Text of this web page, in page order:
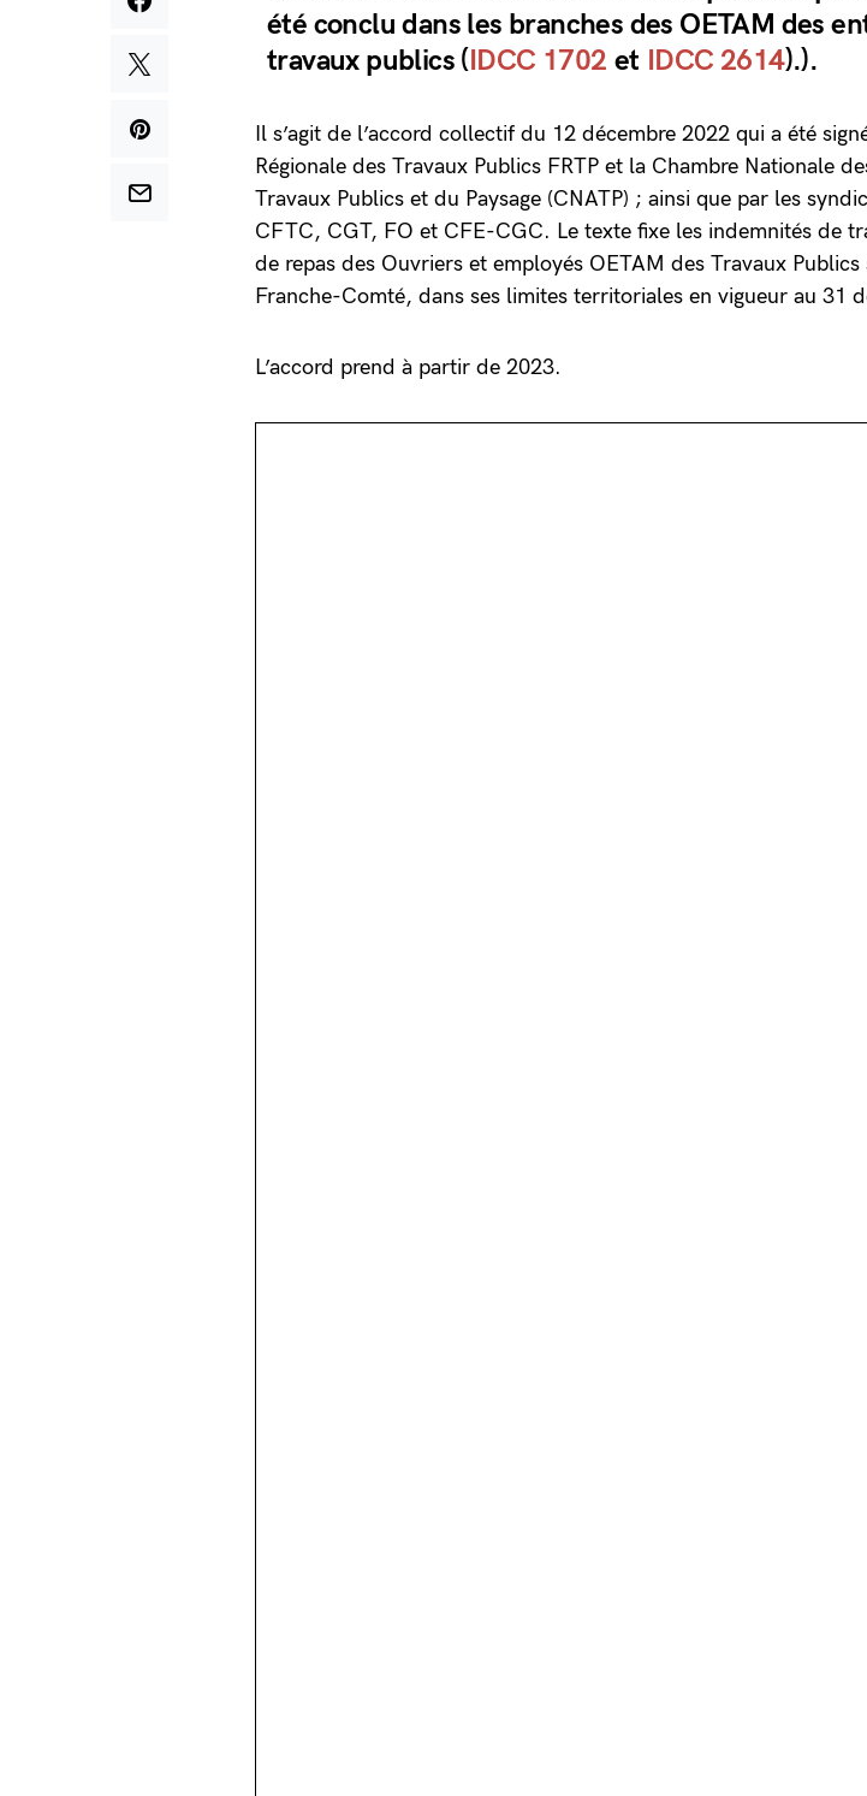
été conclu dans les branches des OETAM des
travaux publics (IDCC 1702 et IDCC 2614).).
Il s’agit de l’accord collectif du 12 décembre 2022 qui a été
Régionale des Travaux Publics FRTP et la Chambre Nationale
Travaux Publics et du Paysage (CNATP) ; ainsi que par les
CFTC, CGT, FO et CFE-CGC. Le texte fixe les indemnités de
de repas des Ouvriers et employés OETAM des Travaux Publics
Franche-Comté, dans ses limites territoriales en vigueur au 31
L’accord prend à partir de 2023.